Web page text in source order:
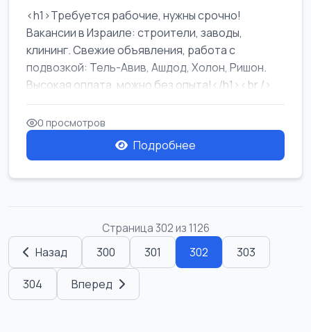
<h1>Требуется рабочие, нужны срочно!
Вакансии в Израиле: строители, заводы,
клининг. Свежие объявления, работа с
подвозкой: Тель-Авив, Ашдод, Холон, Ришон.
Высокая оплата, можно без опыта!</h1><br />
...
0 просмотров
Подробнее
Страница 302 из 1126
Назад 300 301 302 303
304 Вперед